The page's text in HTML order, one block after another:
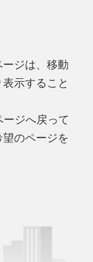
ジは、移動
示すること
ジへ戻って
のページを